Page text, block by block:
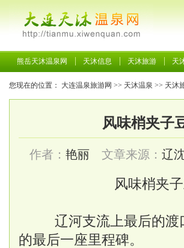
熊岳天沐温泉网 天沐信息 天沐旅游 天
您现在的位置： 大连温泉旅游网 >> 天沐温泉 >> 天沐
风味梢夹子
作者： 艳丽 文章来源： 辽
风味梢夹
辽河支流上最后的渡
的最后一座里程碑。